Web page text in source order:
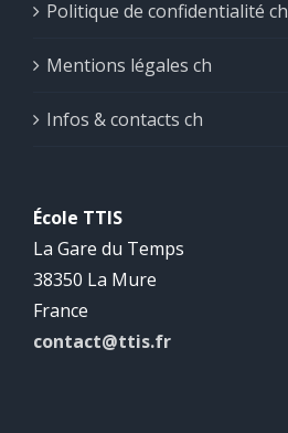
Politique de confidentialité ch
Mentions légales ch
Infos & contacts ch
École TTIS
La Gare du Temps
38350 La Mure
France
contact@ttis.fr